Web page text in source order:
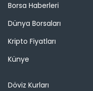
Borsa Haberleri
Dünya Borsaları
Kripto Fiyatları
Künye
Döviz Kurları